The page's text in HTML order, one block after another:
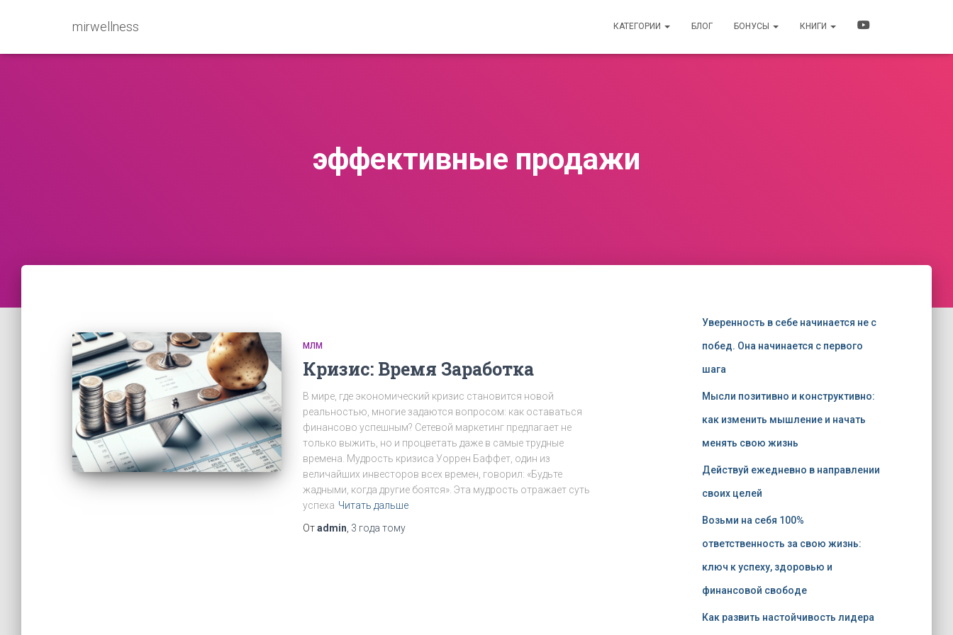
mirwellness КАТЕГОРИИ БЛОГ БОНУСЫ КНИГИ
эффективные продажи
МЛМ
Кризис: Время Заработка
В мире, где экономический кризис становится новой
реальностью, многие задаются вопросом: как оставаться
финансово успешным? Сетевой маркетинг предлагает не
только выжить, но и процветать даже в самые трудные
времена. Мудрость кризиса Уоррен Баффет, один из
величайших инвесторов всех времен, говорил: «Будьте
жадными, когда другие боятся». Эта мудрость отражает суть
успеха Читать дальше
Отadmin 3 года тому
Уверенность в себе начинается не с
побед. Она начинается с первого
шага
Мысли позитивно и конструктивно:
как изменить мышление и начать
менять свою жизнь
Действуй ежедневно в направлении
своих целей
Возьми на себя 100%
ответственность за свою жизнь:
ключ к успеху, здоровью и
финансовой свободе
Как развить настойчивость лидера